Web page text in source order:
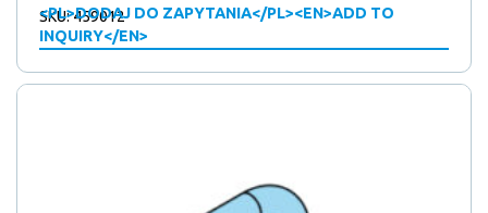
<PL>DODAJ DO ZAPYTANIA</PL><EN>ADD TO
INQUIRY</EN>
SKU: 459012